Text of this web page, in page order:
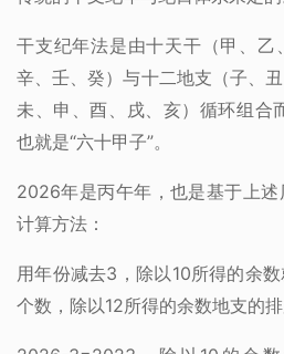
干支纪年法是由十天干（甲、乙
辛、壬、癸）与十二地支（子、
未、申、酉、戌、亥）循环组合
也就是“六十甲子”。
2026年是丙午年，也是基于上
计算方法：
用年份减去3，除以10所得的余
个数，除以12所得的余数地支的排